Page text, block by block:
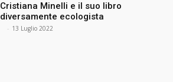
Cristiana Minelli e il suo libro
diversamente ecologista
- 13 Luglio 2022